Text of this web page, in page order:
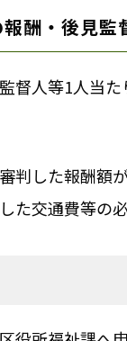
酬・後見監
督人等1人当た
判した報酬額が
た交通費等の